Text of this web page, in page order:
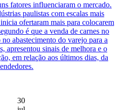
fatores influenciaram o mercado.
paulistas com escalas mais
ofertaram mais para colocarem
é que a venda de carnes no
abastecimento do varejo para a
apresentou sinais de melhora e o
em relação aos últimos dias, da
30